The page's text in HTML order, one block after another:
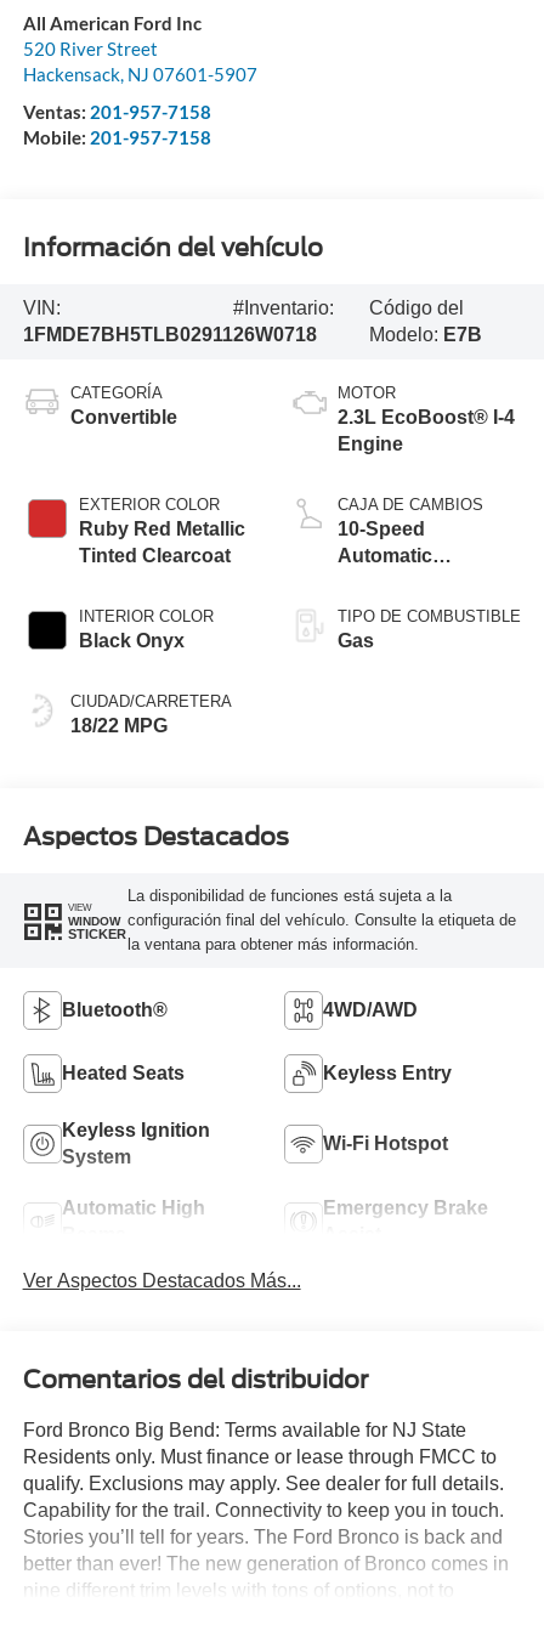
All American Ford Inc
520 River Street
Hackensack, NJ 07601-5907
Ventas: 201-957-7158
Mobile: 201-957-7158
Información del vehículo
VIN:
1FMDE7BH5TLB02911
#Inventario:
26W0718
Código del
Modelo: E7B
CATEGORÍA
Convertible
EXTERIOR COLOR
Ruby Red Metallic
Tinted Clearcoat
INTERIOR COLOR
Black Onyx
CIUDAD/CARRETERA
18/22 MPG
MOTOR
2.3L EcoBoost® I-4
Engine
CAJA DE CAMBIOS
10-Speed
Automatic
TIPO DE COMBUSTIBLE
Gas
Aspectos Destacados
VIEW
WINDOW
STICKER
La disponibilidad de funciones está sujeta a la
configuración final del vehículo. Consulte la etiqueta de
la ventana para obtener más información.
Bluetooth® 4WD/AWD
Heated Seats Keyless Entry
Keyless Ignition
System
Wi-Fi Hotspot
Automatic High
Emergency Brake
Ver Aspectos Destacados Más...
Comentarios del distribuidor
Ford Bronco Big Bend: Terms available for NJ State
Residents only. Must finance or lease through FMCC to
qualify. Exclusions may apply. See dealer for full details.
Capability for the trail. Connectivity to keep you in touch.
Stories you’ll tell for years. The Ford Bronco is back and
better than ever! The new generation of Bronco comes in
nine different trim levels with tons of options, not to